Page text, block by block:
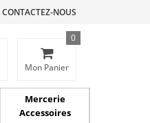
CONTACTEZ-NOUS
Mon Panier
0
Mercerie
Accessoires